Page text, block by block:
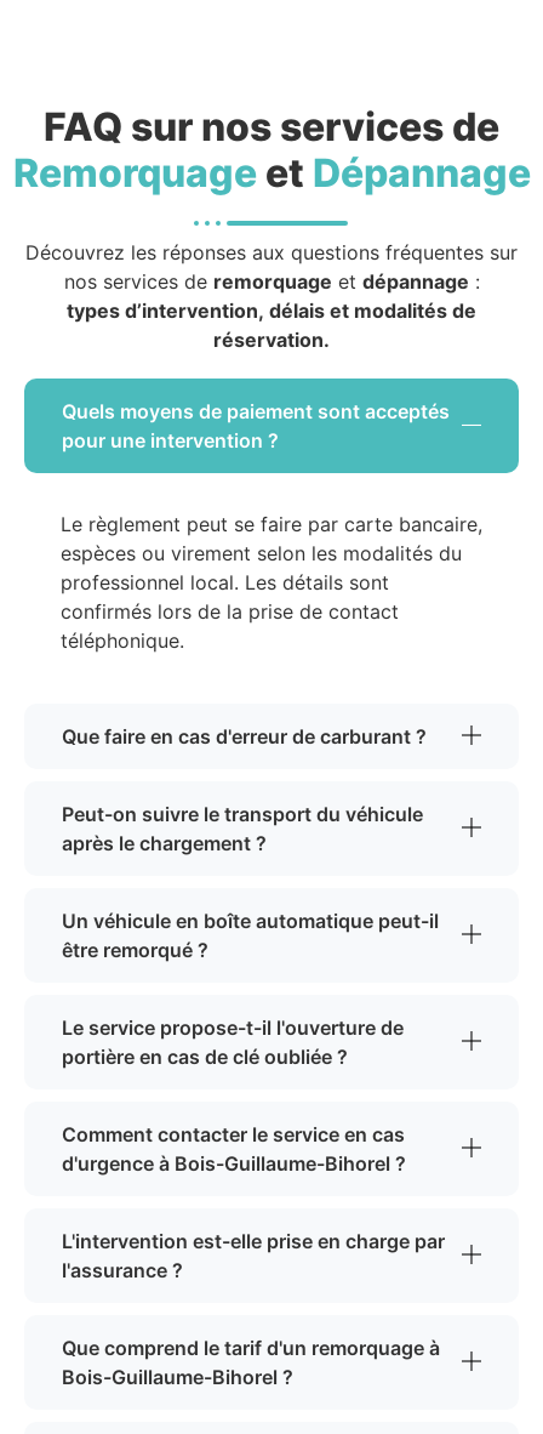
FAQ sur nos services de
Remorquageet Dépannage
Découvrez les réponses aux questions fréquentes sur
nos services de remorquage et dépannage :
types d’intervention, délais et modalités de
réservation.
Quels moyens de paiement sont acceptés
pour une intervention ?
Le règlement peut se faire par carte bancaire,
espèces ou virement selon les modalités du
professionnel local. Les détails sont
confirmés lors de la prise de contact
téléphonique.
Que faire en cas d'erreur de carburant ?
Peut-on suivre le transport du véhicule
après le chargement ?
Un véhicule en boîte automatique peut-il
être remorqué ?
Le service propose-t-il l'ouverture de
portière en cas de clé oubliée ?
Comment contacter le service en cas
d'urgence à Bois-Guillaume-Bihorel ?
L'intervention est-elle prise en charge par
l'assurance ?
Que comprend le tarif d'un remorquage à
Bois-Guillaume-Bihorel ?